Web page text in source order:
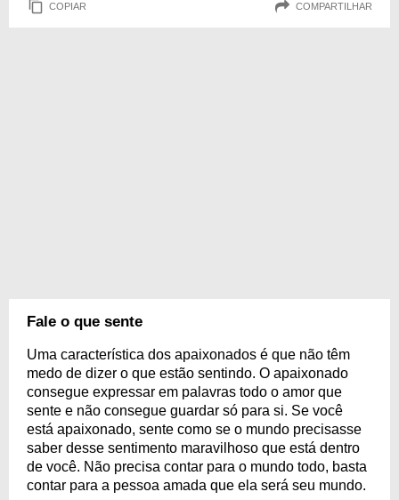
COPIAR COMPARTILHAR
Fale o que sente
Uma característica dos apaixonados é que não têm
medo de dizer o que estão sentindo. O apaixonado
consegue expressar em palavras todo o amor que
sente e não consegue guardar só para si. Se você
está apaixonado, sente como se o mundo precisasse
saber desse sentimento maravilhoso que está dentro
de você. Não precisa contar para o mundo todo, basta
contar para a pessoa amada que ela será seu mundo.